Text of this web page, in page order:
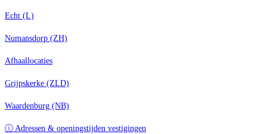
Echt (L)
Numansdorp (ZH)
Afhaallocaties
Grijpskerke (ZLD)
Waardenburg (NB)
ⓘ Adressen & openingstijden vestigingen